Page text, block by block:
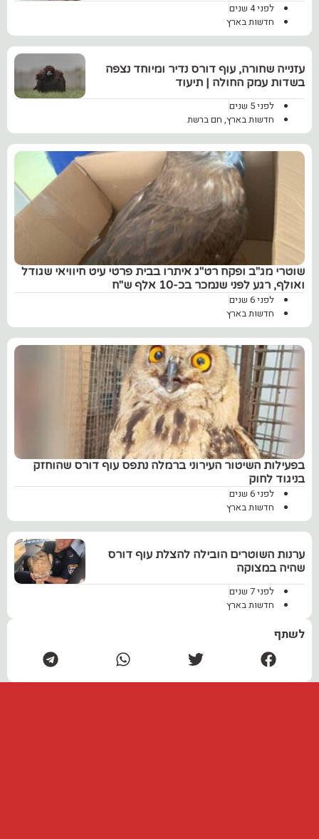
לפני 4 שנים
חדשות בארץ
עזנייה שחורה, עוף דורס נדיר ומיוחד נצפה
בשדות עמק החולה | תיעוד
לפני 5 שנים
חדשות בארץ, חם ברשת
שוטרי מג"ב ופקח רט"ג איתרו בבית פרטי עיט חיוויאי שגודל
ואולף, רגע לפני שנמכר בכ-10 אלף ש"ח
לפני 6 שנים
חדשות בארץ
בפעילות השיטור העירוני ברמלה נתפס עוף דורס שהוחזק
בניגוד לחוק
לפני 6 שנים
חדשות בארץ
ערנות השוטרים הובילה להצלת עוף דורס
שהיה במצוקה
לפני 7 שנים
חדשות בארץ
לשתף